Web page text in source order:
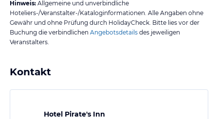
Hinweis: Allgemeine und unverbindliche
Hoteliers-/Veranstalter-/Kataloginformationen. Alle Angaben ohne
Gewähr und ohne Prüfung durch HolidayCheck. Bitte lies vor der
Buchung die verbindlichen Angebotsdetails des jeweiligen
Veranstalters.
Kontakt
Hotel Pirate's Inn